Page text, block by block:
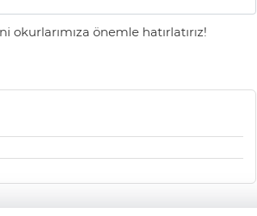
önemle hatırlatırız!